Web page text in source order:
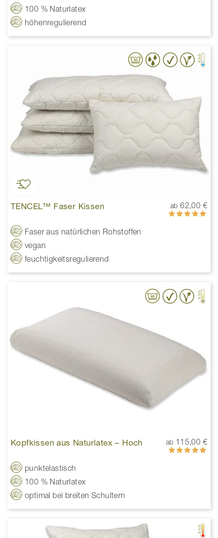
100 % Naturlatex
höhenregulierend
TENCEL™ Faser Kissen ab62,00 €
Bewertung:
100%
Faser aus natürlichen Rohstoffen
vegan
feuchtigkeitsregulierend
Kopfkissen aus Naturlatex – Hoch ab 115,00 €
Bewertung:
100%
punktelastisch
100 % Naturlatex
optimal bei breiten Schultern